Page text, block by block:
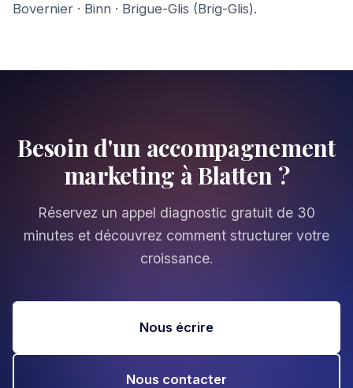
Bovernier · Binn · Brigue-Glis (Brig-Glis).
Besoin d'un accompagnement
marketing à Blatten ?
Réservez un appel diagnostic gratuit de 30
minutes et découvrez comment structurer votre
croissance.
Nous écrire
Nous contacter